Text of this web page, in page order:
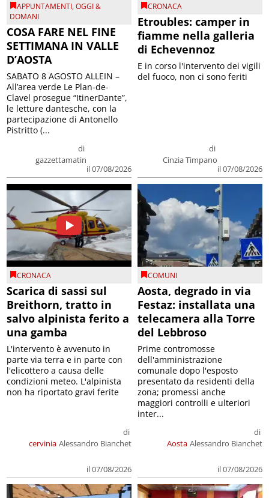
APPUNTAMENTI,OGGI &
DOMANI
COSA FARE NEL FINE
SETTIMANA IN VALLE
D’AOSTA
di
gazzettamatin
il 07/08/2026
SABATO 8 AGOSTO ALLEIN –
All’area verde Le Plan-de-
Clavel prosegue “ItinerDante”,
le letture dantesche, con la
partecipazione di Antonello
Pistritto (...
CRONACA
Etroubles: camper in
fiamme nella galleria
di Echevennoz
di
Cinzia Timpano
il 07/08/2026
E in corso l'intervento dei vigili
del fuoco, non ci sono feriti
CRONACA
Scarica di sassi sul
Breithorn, tratto in
salvo alpinista ferito a
una gamba
cervinia
di
Alessandro Bianchet
il 07/08/2026
L'intervento è avvenuto in
parte via terra e in parte con
l'elicottero a causa delle
condizioni meteo. L'alpinista
non ha riportato gravi ferite
COMUNI
Aosta, degrado in via
Festaz: installata una
telecamera alla Torre
del Lebbroso
Aosta
di
Alessandro Bianchet
il 07/08/2026
Prime contromosse
dell'amministrazione
comunale dopo l'esposto
presentato da residenti della
zona; promessi anche
maggiori controlli e ulteriori
inter...